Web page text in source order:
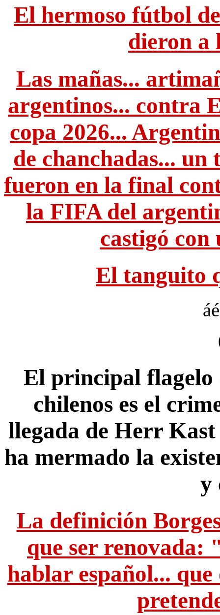
El hermoso fútbol
dieron a
Las mañas...
argentinos... contra
copa 2026...
de chanchadas... un
fueron en la final
la FIFA del
castigó
El tanguito
El principal flagelo
chilenos es el
llegada de Herr Kast
ha mermado la
y
La definición
que ser renovada:
hablar español... que